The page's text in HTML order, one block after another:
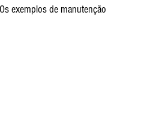
exemplos de manutenção